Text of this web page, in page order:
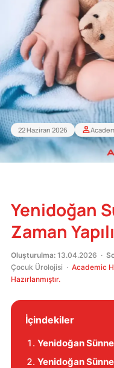
22 Haziran 2026
Yenidoğan
Zaman
Oluşturulma: 13.04.2026 ·
Çocuk Ürolojisi · Academic
Hazırlanmıştır.
İçindekiler
Yenidoğan
Yenidoğan